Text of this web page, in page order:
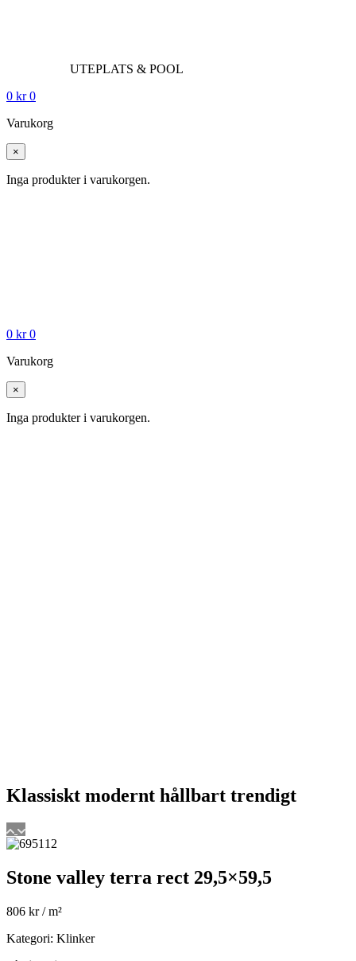
UTEPLATS & POOL
0 kr 0
Varukorg
×
Inga produkter i varukorgen.
0 kr 0
Varukorg
×
Inga produkter i varukorgen.
Klassiskt modernt hållbart trendigt
Stone valley terra rect 29,5×59,5
806 kr/ m²
Kategori: Klinker